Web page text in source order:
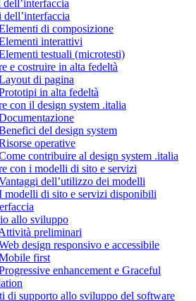
di composizione
interattivi
testuali (microtesti)
e costruire in alta fedeltà
di pagina
in alta fedeltà
con il design system .italia
del design system
operative
contribuire al design system .italia
con i modelli di sito e servizi
dell’utilizzo dei modelli
modelli di sito e servizi disponibili
allo sviluppo
preliminari
design responsivo e accessibile
first
enhancement e Graceful
di supporto allo sviluppo del software